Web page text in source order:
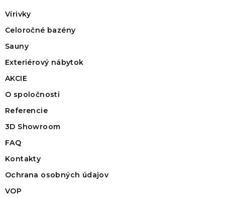
Vírivky
Celoročné bazény
Sauny
Exteriérový nábytok
AKCIE
O spoločnosti
Referencie
3D Showroom
FAQ
Kontakty
Ochrana osobných údajov
VOP